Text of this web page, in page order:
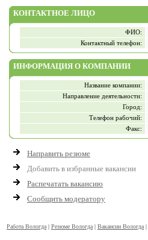
КОНТАКТНОЕ ЛИЦО
ФИО:
Контактный телефон:
ИНФОРМАЦИЯ О КОМПАНИИ
Название компании:
Направление деятельности:
Город:
Телефон рабочий:
Факс:
Направить резюме
Добавить в избранные вакансии
Распечатать вакансию
Сообщить модератору
Работа Вологда | Резюме Вологда | Вакансии Вологда |